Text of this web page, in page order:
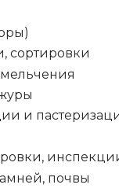
сортировки
и
почвы